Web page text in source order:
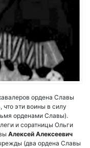
ордена Славы
эти воины в силу
орденами Славы).
и соратницы Ольги
Алексей Алексеевич
(два ордена Славы